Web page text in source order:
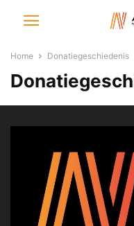
Home Donatiegeschiedenis